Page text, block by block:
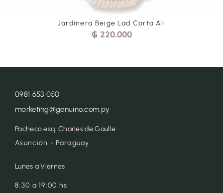
Jardinera Beige Lad Corta Ali
₲ 220.000
0981 653 050
marketing@genuino.com.py
Pacheco esq. Charles de Gaulle
Asunción - Paraguay
Lunes a Viernes
8:30 a 19:00 hs